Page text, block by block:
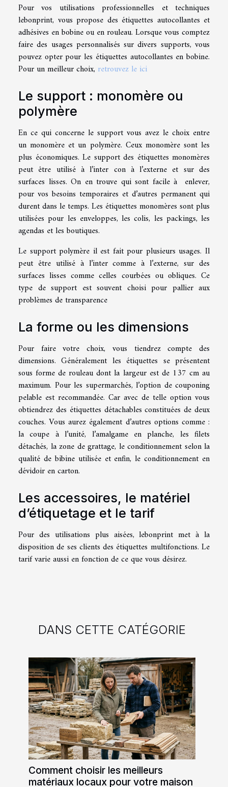
Pour vos utilisations professionnelles et techniques
lebonprint, vous propose des étiquettes autocollantes et
adhésives en bobine ou en rouleau. Lorsque vous comptez
faire des usages personnalisés sur divers supports, vous
pouvez opter pour les étiquettes autocollantes en bobine.
Pour un meilleur choix, retrouvez le ici
Le support : monomère ou
polymère
En ce qui concerne le support vous avez le choix entre
un monomère et un polymère. Ceux monomère sont les
plus économiques. Le support des étiquettes monomères
peut être utilisé à l’inter con à l’externe et sur des
surfaces lisses. On en trouve qui sont facile à enlever,
pour vos besoins temporaires et d’autres permanent qui
durent dans le temps. Les étiquettes monomères sont plus
utilisées pour les enveloppes, les colis, les packings, les
agendas et les boutiques.
Le support polymère il est fait pour plusieurs usages. Il
peut être utilisé à l’inter comme à l’externe, sur des
surfaces lisses comme celles courbées ou obliques. Ce
type de support est souvent choisi pour pallier aux
problèmes de transparence
La forme ou les dimensions
Pour faire votre choix, vous tiendrez compte des
dimensions. Généralement les étiquettes se présentent
sous forme de rouleau dont la largeur est de 137 cm au
maximum. Pour les supermarchés, l’option de couponing
pelable est recommandée. Car avec de telle option vous
obtiendrez des étiquettes détachables constituées de deux
couches. Vous aurez également d’autres options comme :
la coupe à l’unité, l’amalgame en planche, les filets
détachés, la zone de grattage, le conditionnement selon la
qualité de bibine utilisée et enfin, le conditionnement en
dévidoir en carton.
Les accessoires, le matériel
d’étiquetage et le tarif
Pour des utilisations plus aisées, lebonprint met à la
disposition de ses clients des étiquettes multifonctions. Le
tarif varie aussi en fonction de ce que vous désirez.
DANS CETTE CATÉGORIE
Comment choisir les meilleurs
matériaux locaux pour votre maison